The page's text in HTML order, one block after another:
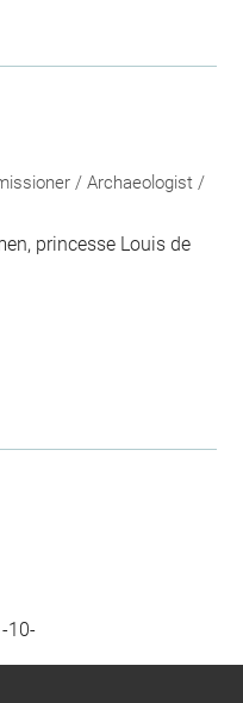
/ Archaeologist /
princesse Louis de
10-